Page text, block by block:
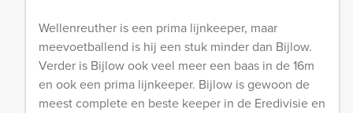
Wellenreuther is een prima lijnkeeper, maar
meevoetballend is hij een stuk minder dan Bijlow.
Verder is Bijlow ook veel meer een baas in de 16m
en ook een prima lijnkeeper. Bijlow is gewoon de
meest complete en beste keeper in de Eredivisie en